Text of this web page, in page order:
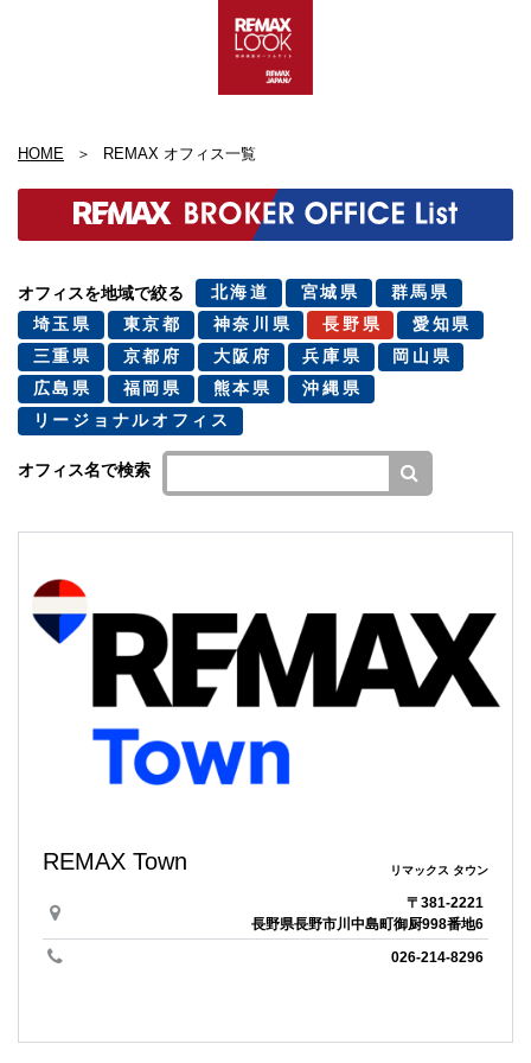
HOME REMAX オフィス一覧
オフィスを地域で絞る 北海道 宮城県
群馬県
埼玉県
東京都 神奈川県 長野県
愛知県
三重県
京都府 大阪府 兵庫県
岡山県
広島県
福岡県 熊本県
沖縄県
リージョナルオフィス
オフィス名で検索
REMAX Town リマックス タウン
〒381-2221
長野県長野市川中島町御厨998番地6
026-214-8296